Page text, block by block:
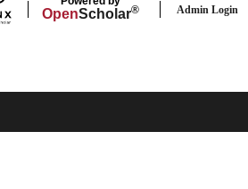
OpenScholar® Admin Login